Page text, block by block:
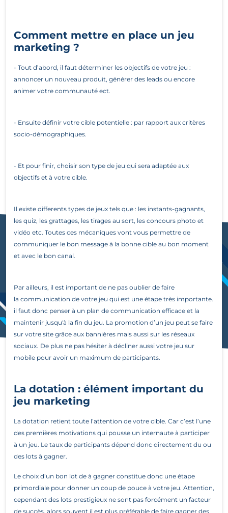
Comment mettre en place un jeu
marketing ?
- Tout d’abord, il faut déterminer les objectifs de votre jeu :
annoncer un nouveau produit, générer des leads ou encore
animer votre communauté ect.
- Ensuite définir votre cible potentielle : par rapport aux critères
socio-démographiques.
- Et pour finir, choisir son type de jeu qui sera adaptée aux
objectifs et à votre cible.
Il existe differents types de jeux tels que : les instants-gagnants,
les quiz, les grattages, les tirages au sort, les concours photo et
vidéo etc. Toutes ces mécaniques vont vous permettre de
communiquer le bon message à la bonne cible au bon moment
et avec le bon canal.
Par ailleurs, il est important de ne pas oublier de faire
la communication de votre jeu qui est une étape très importante.
il faut donc penser à un plan de communication efficace et la
maintenir jusqu'à la fin du jeu. La promotion d’un jeu peut se faire
sur votre site grâce aux bannières mais aussi sur les réseaux
sociaux. De plus ne pas hésiter à décliner aussi votre jeu sur
mobile pour avoir un maximum de participants.
La dotation : élément important du
jeu marketing
La dotation retient toute l’attention de votre cible. Car c’est l’une
des premières motivations qui pousse un internaute à participer
à un jeu. Le taux de participants dépend donc directement du ou
des lots à gagner.
Le choix d’un bon lot de à gagner constitue donc une étape
primordiale pour donner un coup de pouce à votre jeu. Attention,
cependant des lots prestigieux ne sont pas forcément un facteur
de succès, alors souvent il est plus préférable de faire gagner des